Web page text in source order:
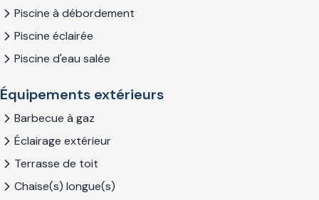
Piscine à débordement
Piscine éclairée
Piscine d'eau salée
Équipements extérieurs
Barbecue à gaz
Éclairage extérieur
Terrasse de toit
Chaise(s) longue(s)